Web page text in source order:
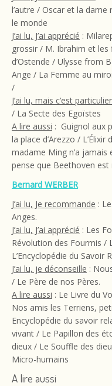
l’autre / Oscar et la
le monde
J’ai lu, J’ai apprécié :
grossir / M. Ibrahim et les
d’Ostende / Ulysse from
Ange / La Femme au
/
J’ai lu, mais c’est particulier
/ La Secte des Egoïstes
A lire aussi : Guignol aux
la place d’Arezzo /
madame Ming n’a
pense que Beethoven
Bernard WERBER
J’ai lu, Je recommande :
Anges.
J’ai lu, J’ai apprécié : Les
Révolution des Fourmis /
L’Encyclopédie du Savoir
J’ai lu, je déconseille :
/ Le Père de nos Pères.
A lire aussi : Le Livre du
Nos amis les Terriens,
Encyclopédie du savoir
vivant / Le Papillon des
dieux / Le Souffle des
Micro-humains
A lire aussi